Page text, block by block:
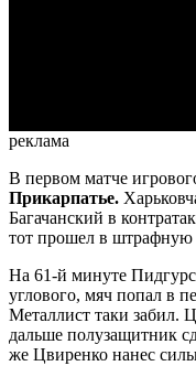
реклама
В первом матче
Прикарпатье.
Багачанский в
тот прошел в
На 61-й минуте
углового, мяч попал в
Металлист таки забил.
дальше полузащитник
же Цвиренко нанес